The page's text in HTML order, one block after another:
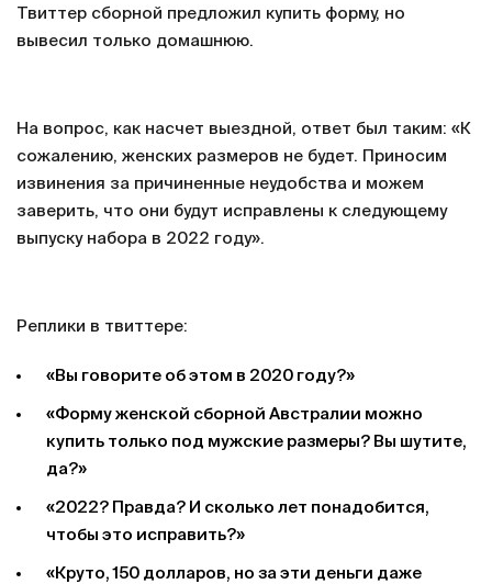
Твиттер сборной предложил купить форму, но
вывесил только домашнюю.
На вопрос, как насчет выездной, ответ был таким: «К
сожалению, женских размеров не будет. Приносим
извинения за причиненные неудобства и можем
заверить, что они будут исправлены к следующему
выпуску набора в 2022 году».
Реплики в твиттере:
«Вы говорите об этом в 2020 году?»
«Форму женской сборной Австралии можно
купить только под мужские размеры? Вы шутите,
да?»
«2022? Правда? И сколько лет понадобится,
чтобы это исправить?»
«Круто, 150 долларов, но за эти деньги даже